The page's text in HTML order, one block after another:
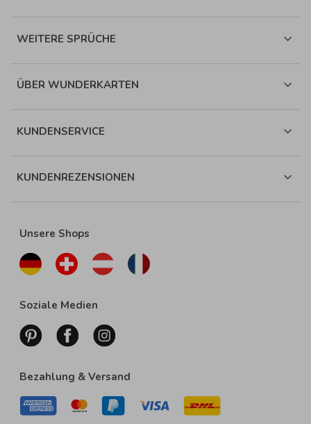
WEITERE SPRÜCHE
ÜBER WUNDERKARTEN
KUNDENSERVICE
KUNDENREZENSIONEN
Unsere Shops
Soziale Medien
Bezahlung & Versand